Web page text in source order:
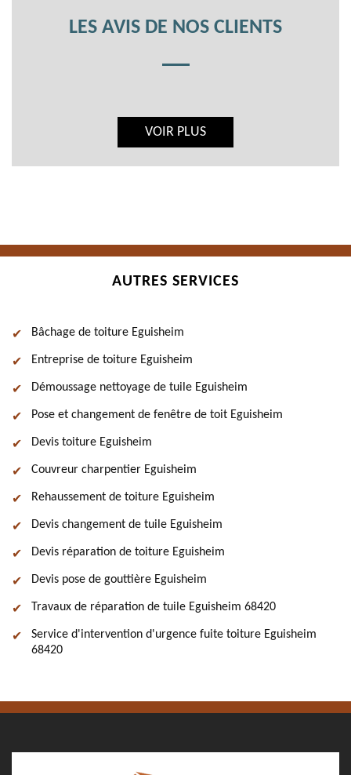
LES AVIS DE NOS CLIENTS
VOIR PLUS
AUTRES SERVICES
Bâchage de toiture Eguisheim
Entreprise de toiture Eguisheim
Démoussage nettoyage de tuile Eguisheim
Pose et changement de fenêtre de toit Eguisheim
Devis toiture Eguisheim
Couvreur charpentier Eguisheim
Rehaussement de toiture Eguisheim
Devis changement de tuile Eguisheim
Devis réparation de toiture Eguisheim
Devis pose de gouttière Eguisheim
Travaux de réparation de tuile Eguisheim 68420
Service d'intervention d'urgence fuite toiture Eguisheim
68420